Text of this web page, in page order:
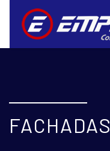
FACHADAS